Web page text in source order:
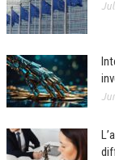
RISK
PERSONA E
L’UMANISTA
DIRITTO